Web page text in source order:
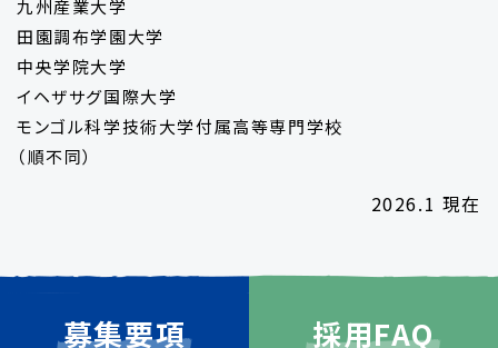
九州産業大学
田園調布学園大学
中央学院大学
イヘザサグ国際大学
モンゴル科学技術大学付属高等専門学校
（順不同）
2026.1 現在
募集要項 採用FAQ